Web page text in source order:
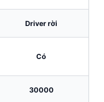
Driver rời
Có
30000